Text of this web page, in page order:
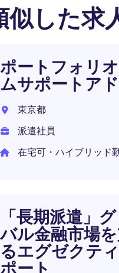
似した求
ポートフォリ
ムサポートア
東京都
派遣社員
在宅可・ハイブリッド
「長期派遣」
バル金融市場を
るエグゼクテ
ポート